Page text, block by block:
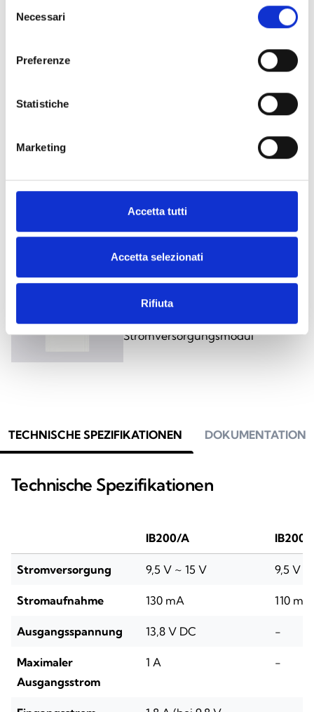
delNecessari
Preferenze
Statistiche
Marketing
Accetta tutti
Accetta selezionati
Rifiuta
Klemmleiste
IB200/A
I-BUS-Isolator mit geschützter
Stromversorgungsmodul
TECHNISCHE SPEZIFIKATIONEN DOKUMENTATION
Technische Spezifikationen
IB200/A IB200/
Stromversorgung 9,5 V ~ 15 V 9,5 V ~
Stromaufnahme 130 mA 110 mA
Ausgangsspannung 13,8 V DC -
Maximaler
Ausgangsstrom
1 A -